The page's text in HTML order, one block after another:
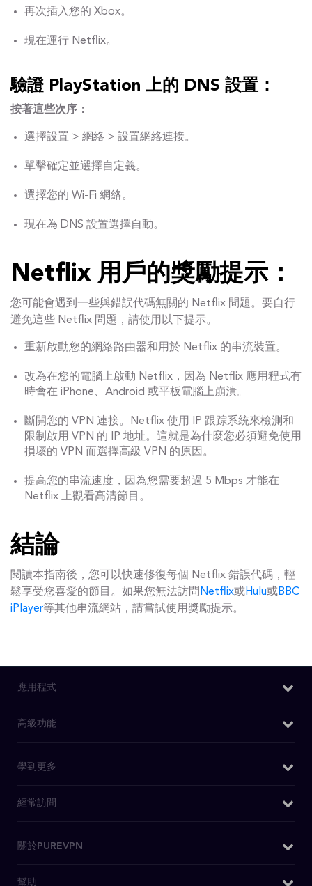
再次插入您的 Xbox。
現在運行 Netflix。
驗證 PlayStation 上的 DNS 設置：
按著這些次序：
選擇設置 > 網絡 > 設置網絡連接。
單擊確定並選擇自定義。
選擇您的 Wi-Fi 網絡。
現在為 DNS 設置選擇自動。
Netflix 用戶的獎勵提示：
您可能會遇到一些與錯誤代碼無關的 Netflix 問題。要自行
避免這些 Netflix 問題，請使用以下提示。
重新啟動您的網絡路由器和用於 Netflix 的串流裝置。
改為在您的電腦上啟動 Netflix，因為 Netflix 應用程式有
時會在 iPhone、Android 或平板電腦上崩潰。
斷開您的 VPN 連接。Netflix 使用 IP 跟踪系統來檢測和
限​​制啟用 VPN 的 IP 地址。這就是為什麼您必須避免使用
損壞的 VPN 而選擇高級 VPN 的原因。
提高您的串流速度，因為您需要超過 5 Mbps 才能在
Netflix 上觀看高清節目。
結論
閱讀本指南後，您可以快速修復每個 Netflix 錯誤代碼，輕
鬆享受您喜愛的節目。如果您無法訪問 Netflix或Hulu或BBC
iPlayer等其他串流網站，請嘗試使用獎勵提示。
應用程式
Windows VPN
Android VPN
Firefox 擴充套件
高級功能
我的IP是什麽
IPv6洩漏測試
學到更多
為什麼選擇PureVPN
什麽是VPN
經常訪問
購買VPN
關於PUREVPN
關於我們
幫助